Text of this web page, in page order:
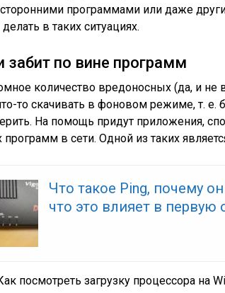
программами или даже
в таких ситуациях.
забит по вине программ
количество вредоносных (да, и
то скачивать в фоновом режиме, т. е.
На помощь придут приложения,
программ в сети. Одной из таких
Что такое Ping, почему
что это влияет в первую
посмотреть загрузку процессора на